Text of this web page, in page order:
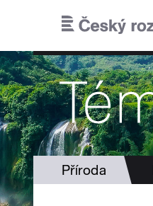
Příroda